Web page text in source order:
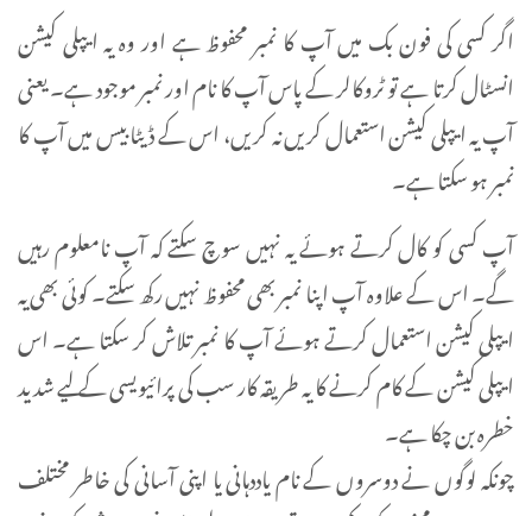
اگر کسی کی فون بک میں آپ کا نمبر محفوظ ہے اور وہ یہ ایپلی کیشن
انسٹال کرتا ہے تو ٹروکالر کے پاس آپ کا نام اور نمبر موجود ہے۔ یعنی
آپ یہ ایپلی کیشن استعمال کریں نہ کریں، اس کے ڈیٹا بیس میں آپ کا
نمبر ہو سکتا ہے۔
آپ کسی کو کال کرتے ہوئے یہ نہیں سوچ سکتے کہ آپ نامعلوم رہیں
گے۔ اس کے علاوہ آپ اپنا نمبر بھی محفوظ نہیں رکھ سکتے۔ کوئی بھی یہ
ایپلی کیشن استعمال کرتے ہوئے آپ کا نمبر تلاش کر سکتا ہے۔ اس
ایپلی کیشن کے کام کرنے کا یہ طریقہ کار سب کی پرائیویسی کے لیے شدید
خطرہ بن چکا ہے۔
چونکہ لوگوں نے دوسروں کے نام یاددہانی یا اپنی آسانی کی خاطر مختلف